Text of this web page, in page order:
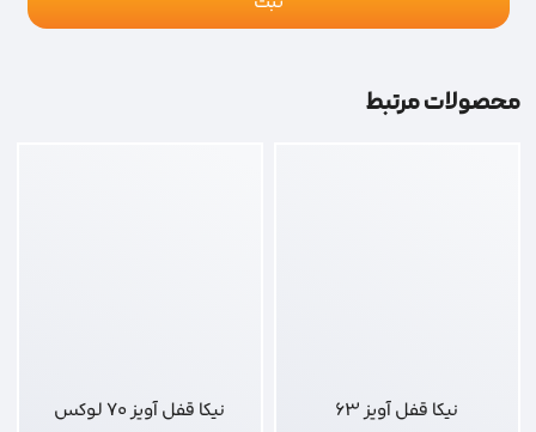
محصولات مرتبط
نیکا قفل آویز 63 نیکا قفل آویز 70 لوکس